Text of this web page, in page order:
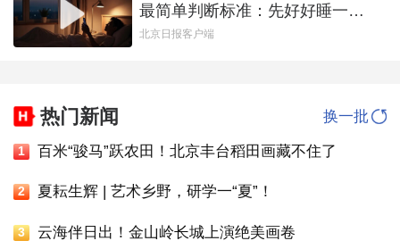
最简单判断标准：先好好睡一觉
｜都视频·热观察
北京日报客户端
热门新闻 换一批
1 百米“骏马”跃农田！北京丰台稻田画藏不住了
2 夏耘生辉 | 艺术乡野，研学一“夏”！
3 云海伴日出！金山岭长城上演绝美画卷